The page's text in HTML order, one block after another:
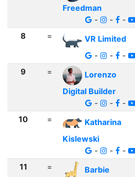
Freedman
-
-
-
8
=
VR Limited
-
- -
9 =
Lorenzo
Digital Builder
-
- -
10 =
Katharina
Kislewski
-
- -
11 =
Barbie